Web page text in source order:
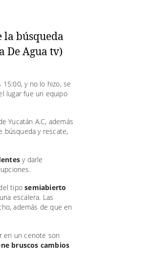
y no lo hizo, se
lugar fue un equipo
Yucatán A.C, además
búsqueda y rescate,
y darle
tipo semiabierto
escalera. Las
además de que en
en un cenote son
bruscos cambios